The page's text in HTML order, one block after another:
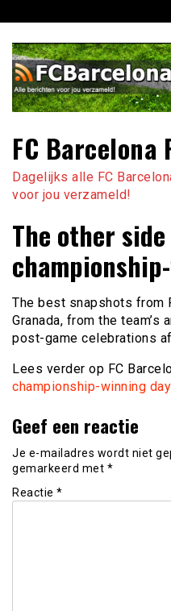
naar
inhoud
FC Barcelona
Dagelijks alle FC
voor jou verzameld!
The other
The best snapshots from
Granada, from the team’s
post-game celebrations
Lees verder op FC
championship-winning day
Geef een reactie
Je e-mailadres wordt niet
gemarkeerd met *
Reactie *